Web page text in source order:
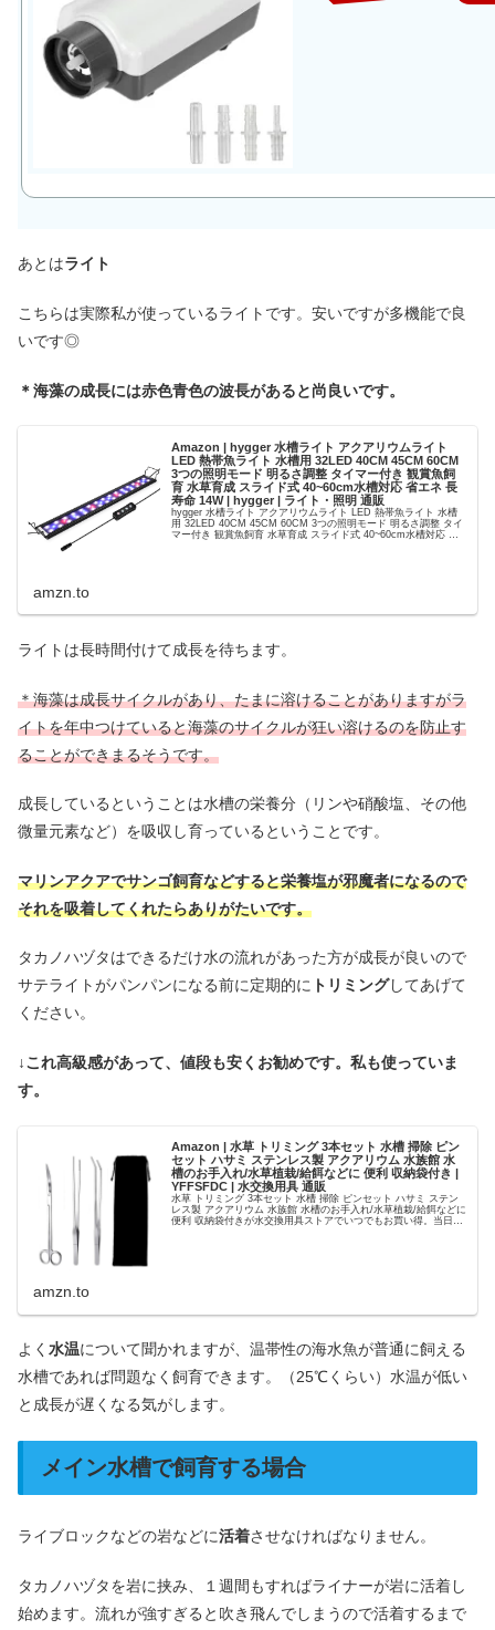
あとはライト
こちらは実際私が使っているライトです。安いですが多機能で良
いです◎
＊海藻の成長には赤色青色の波長があると尚良いです。
Amazon | hygger 水槽ライト アクアリウムライト
LED 熱帯魚ライト 水槽用 32LED 40CM 45CM 60CM
3つの照明モード 明るさ調整 タイマー付き 観賞魚飼
育 水草育成 スライド式 40~60cm水槽対応 省エネ 長
寿命 14W | hygger | ライト・照明 通販
hygger 水槽ライト アクアリウムライト LED 熱帯魚ライト 水槽
用 32LED 40CM 45CM 60CM 3つの照明モード 明るさ調整 タイ
マー付き 観賞魚飼育 水草育成 スライド式 40~60cm水槽対応 省
amzn.to
ライトは長時間付けて成長を待ちます。
＊海藻は成長サイクルがあり、たまに溶けることがありますがラ
イトを年中つけていると海藻のサイクルが狂い溶けるのを防止す
ることができまるそうです。
成長しているということは水槽の栄養分（リンや硝酸塩、その他
微量元素など）を吸収し育っているということです。
マリンアクアでサンゴ飼育などすると栄養塩が邪魔者になるので
それを吸着してくれたらありがたいです。
タカノハヅタはできるだけ水の流れがあった方が成長が良いので
サテライトがパンパンになる前に定期的に トリミングしてあげて
ください。
↓これ高級感があって、値段も安くお勧めです。私も使っていま
す。
Amazon | 水草 トリミング 3本セット 水槽 掃除 ピン
セット ハサミ ステンレス製 アクアリウム 水族館 水
槽のお手入れ/水草植栽/給餌などに 便利 収納袋付き |
YFFSFDC | 水交換用具 通販
水草 トリミング 3本セット 水槽 掃除 ピンセット ハサミ ステン
レス製 アクアリウム 水族館 水槽のお手入れ/水草植栽/給餌などに
便利 収納袋付きが水交換用具ストアでいつでもお買い得。当日お
amzn.to
よく 水温について聞かれますが、温帯性の海水魚が普通に飼える
水槽であれば問題なく飼育できます。（25℃くらい）水温が低い
と成長が遅くなる気がします。
メイン水槽で飼育する場合
ライブロックなどの岩などに活着させなければなりません。
タカノハヅタを岩に挟み、１週間もすればライナーが岩に活着し
始めます。流れが強すぎると吹き飛んでしまうので活着するまで